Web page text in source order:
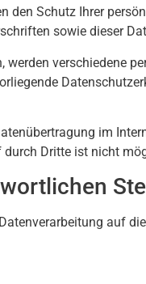
den Schutz Ihrer
sowie dieser
werden verschiedene
im
Dritte ist nicht
auf